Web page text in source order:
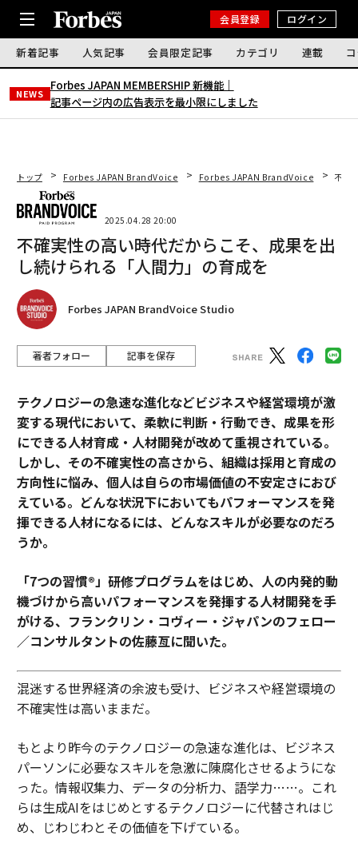
会員登録 ログイン
新着記事 人気記事 会員限定記事 カテゴリ 連載
NEWS
Forbes JAPAN MEMBERSHIP 新機能｜
記事ページ内の広告表示を最小限にしました
トップ Forbes JAPAN BrandVoice Forbes JAPAN BrandVoice 不確
2025.04.28 20:00
不確実性の高い時代だからこそ、成果を出
し続けられる「人間力」の育成を
Forbes JAPAN BrandVoice Studio
著者フォロー 記事を保存
テクノロジーの急速な進化などビジネスや経営環境が激
変する現代において、柔軟に判断・行動でき、成果を形
にできる人材育成・人材開発が改めて重視されている。
しかし、その不確実性の高さから、組織は採用と育成の
方向性に悩み、個人は自らの市場価値の不安定さにおび
えている。どんな状況下においてもパフォーマンスを発
揮できる人材になるには、どんなスキルが必要なのだろ
うか。
「7つの習慣®」研修プログラムをはじめ、人の内発的動
機づけから高いパフォーマンスを発揮する人材開発を手
がける、フランクリン・コヴィー・ジャパンのフェロー
／コンサルタントの佐藤亙に聞いた。
混迷する世界経済の余波も受け、ビジネスや経営環境の
不確実性は高いままだ。
もとより昨今のテクノロジーの急速な進化は、ビジネス
パーソンに必要なスキルを急激に陳腐化させるようにな
った。情報収集力、データの分析力、語学力……。これ
らは生成AIをはじめとするテクノロジーに代替されはじ
め、じわじわとその価値を下げている。